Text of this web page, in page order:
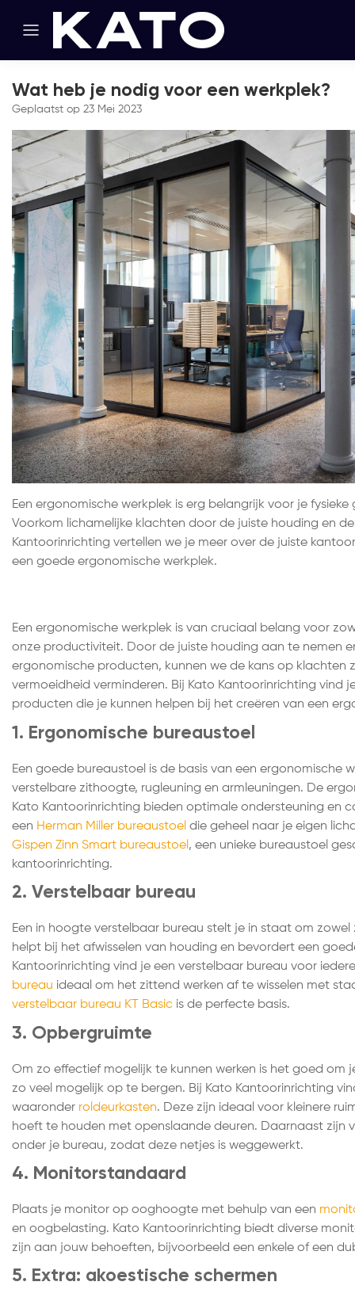
Wat heb je nodig voor een werkplek?
Geplaatst op 23 Mei 2023
Een ergonomische werkplek is erg belangrijk voor je
Voorkom lichamelijke klachten door de juiste houding en
Kantoorinrichting vertellen we je meer over de juiste
een goede ergonomische werkplek.
Een ergonomische werkplek is van cruciaal belang voor
onze productiviteit. Door de juiste houding aan te nemen
ergonomische producten, kunnen we de kans op klachten
vermoeidheid verminderen. Bij Kato Kantoorinrichting vind
producten die je kunnen helpen bij het creëren van een
1. Ergonomische bureaustoel
Een goede bureaustoel is de basis van een ergonomische
verstelbare zithoogte, rugleuning en armleuningen. De
Kato Kantoorinrichting bieden optimale ondersteuning en
een Herman Miller bureaustoel die geheel naar je eigen
Gispen Zinn Smart bureaustoel , een unieke bureaustoel
kantoorinrichting.
2. Verstelbaar bureau
Een in hoogte verstelbaar bureau stelt je in staat om
helpt bij het afwisselen van houding en bevordert een
Kantoorinrichting vind je een verstelbaar bureau voor
bureau ideaal om het zittend werken af te wisselen met
verstelbaar bureau KT Basic is de perfecte basis.
3. Opbergruimte
Om zo effectief mogelijk te kunnen werken is het goed om
zo veel mogelijk op te bergen. Bij Kato Kantoorinrichting
waaronder roldeurkasten. Deze zijn ideaal voor kleinere
hoeft te houden met openslaande deuren. Daarnaast zijn
onder je bureau, zodat deze netjes is weggewerkt.
4. Monitorstandaard
Plaats je monitor op ooghoogte met behulp van een
en oogbelasting. Kato Kantoorinrichting biedt diverse
zijn aan jouw behoeften, bijvoorbeeld een enkele of een
5. Extra: akoestische schermen